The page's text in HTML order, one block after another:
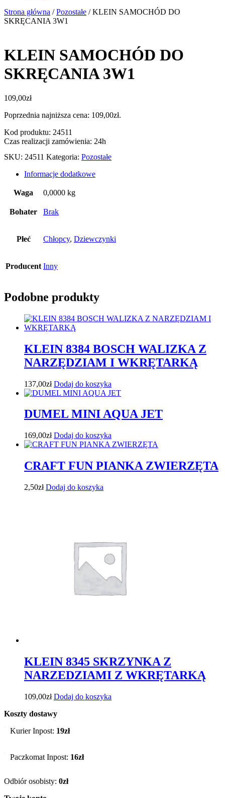
Strona główna /Pozostałe / KLEIN SAMOCHÓD DO
SKRĘCANIA 3W1
KLEIN SAMOCHÓD DO
SKRĘCANIA 3W1
109,00zł
Poprzednia najniższa cena: 109,00zł.
Kod produktu: 24511
Czas realizacji zamówienia: 24h
SKU: 24511 Kategoria: Pozostałe
Informacje dodatkowe
Waga 0,0000 kg
Bohater Brak
Płeć Chłopcy, Dziewczynki
Producent Inny
Podobne produkty
KLEIN 8384 BOSCH WALIZKA Z
NARZĘDZIAM I WKRĘTARKĄ
137,00zł Dodaj do koszyka
DUMEL MINI AQUA JET
169,00zł Dodaj do koszyka
CRAFT FUN PIANKA ZWIERZĘTA
2,50zł Dodaj do koszyka
KLEIN 8345 SKRZYNKA Z
NARZEDZIAMI Z WKRĘTARKĄ
109,00zł Dodaj do koszyka
Koszty dostawy
Kurier Inpost: 19zł
Paczkomat Inpost: 16zł
Odbiór osobisty: 0zł